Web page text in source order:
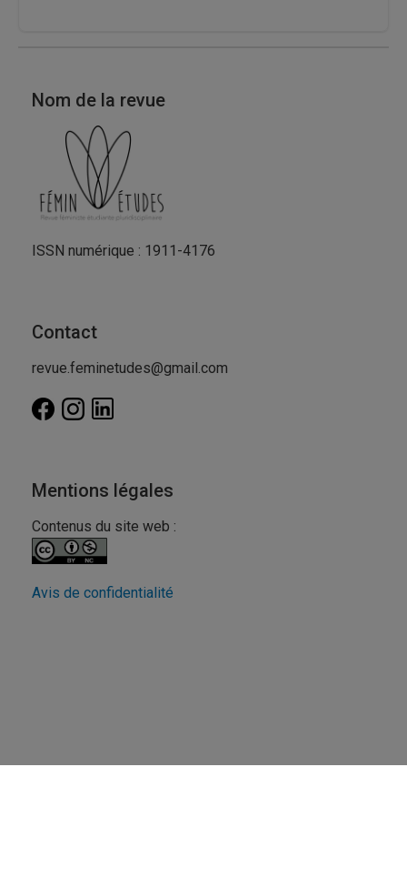
Nom de la revue
ISSN numérique : 1911-4176
Contact
revue.feminetudes@gmail.com
Mentions légales
Contenus du site web :
Avis de confidentialité